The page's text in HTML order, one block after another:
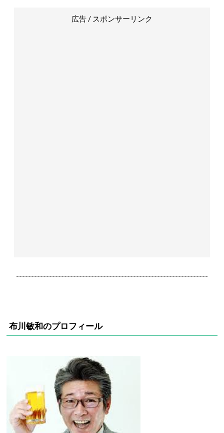
広告 / スポンサーリンク
----------------------------------------------------------------
布川敏和のプロフィール